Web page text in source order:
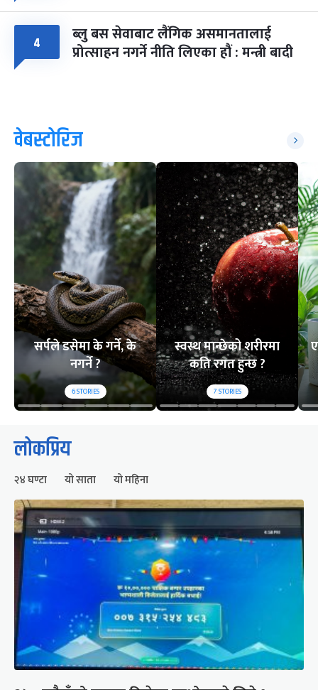
४ ब्लु बस सेवाबाट लैंगिक असमानतालाई
प्रोत्साहन नगर्ने नीति लिएका हौं : मन्त्री बादी
वेबस्टोरिज
सर्पले डसेमा के गर्ने, के
नगर्ने ?
6STORIES
स्वस्थ मान्छेको शरीरमा
कति रगत हुन्छ ?
7STORIES
लोकप्रिय
२४ घण्टा यो साता यो महिना